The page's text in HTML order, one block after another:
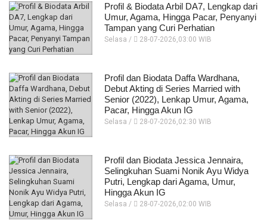
Profil & Biodata Arbil DA7, Lengkap dari
Umur, Agama, Hingga Pacar, Penyanyi
Tampan yang Curi Perhatian
Selasa / 28-07-2026,03:00 WIB
Profil dan Biodata Daffa Wardhana,
Debut Akting di Series Married with
Senior (2022), Lenkap Umur, Agama,
Pacar, Hingga Akun IG
Selasa / 28-07-2026,02:30 WIB
Profil dan Biodata Jessica Jennaira,
Selingkuhan Suami Nonik Ayu Widya
Putri, Lengkap dari Agama, Umur,
Hingga Akun IG
Selasa / 28-07-2026,02:00 WIB